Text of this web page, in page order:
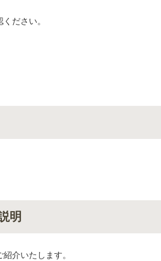
ださい。
明
介いたします。